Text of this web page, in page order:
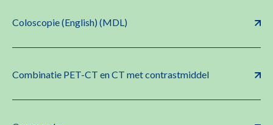
Coloscopie (English) (MDL)
Combinatie PET-CT en CT met contrastmiddel